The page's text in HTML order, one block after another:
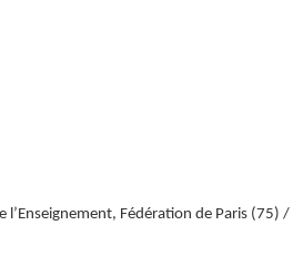
Fédération de Paris (75) /